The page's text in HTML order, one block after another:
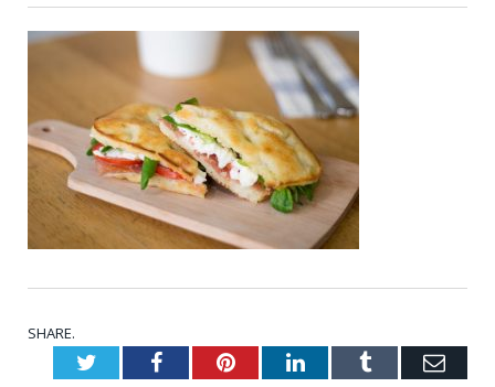
SHARE.
TwitterFacebookPinterestLinkedInTumblr